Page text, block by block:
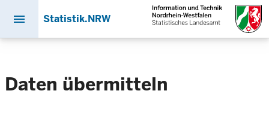
menu Statistik.NRW
Daten übermitteln